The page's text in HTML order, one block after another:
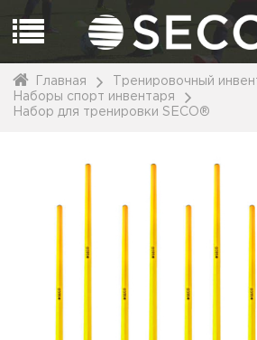
Главная
Тренировочный
Наборы спорт инвентаря
Набор для тренировки SECO®